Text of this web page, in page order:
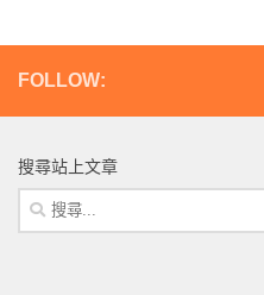
FOLLOW:
搜尋站上文章
搜
尋